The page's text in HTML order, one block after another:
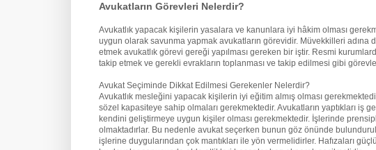
Avukatların Görevleri Nelerdir?
Avukatlık yapacak kişilerin yasalara ve kanunlara iyi hâkim olması
uygun olarak savunma yapmak avukatların görevidir. Müvekkilleri adına
etmek avukatlık görevi gereği yapılması gereken bir iştir. Resmi
takip etmek ve gerekli evrakların toplanması ve takip edilmesi gibi
Avukat Seçiminde Dikkat Edilmesi Gerekenler Nelerdir?
Avukatlık mesleğini yapacak kişilerin iyi eğitim almış olması
sözel kapasiteye sahip olmaları gerekmektedir. Avukatların yaptıkları iş
kendini geliştirmeye uygun kişiler olması gerekmektedir. İşlerinde
olmaktadırlar. Bu nedenle avukat seçerken bunun göz önünde
işlerine duygularından çok mantıkları ile yön vermelidirler. Hafızaları